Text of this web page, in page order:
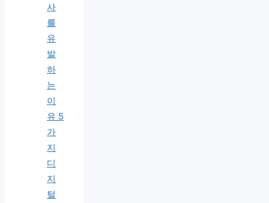
사
를
유
발
하
는
이
유 5
가
지
디
지
털